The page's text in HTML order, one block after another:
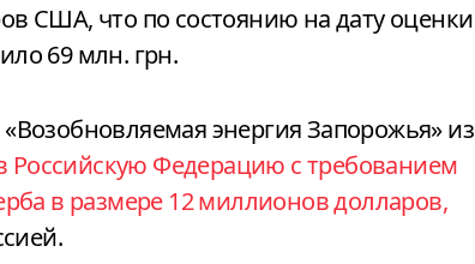
США, что по состоянию на дату оценки
69 млн. грн.
энергия Запорожья» из
Российскую Федерацию с требованием
в размере 12 миллионов долларов,